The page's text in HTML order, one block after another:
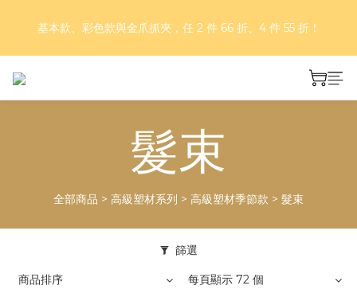
折，滿五件享7折！
基本款、彩色款與金爪抓夾，任 2 件 66 折、4 件 55 折！
好評再延長！夏日年中慶 part II｜正價商品 8 折，滿三件享75
髮束
全部商品 > 高級塑材系列 > 高級塑材季節款 > 髮束
篩選
商品排序 每頁顯示 72 個